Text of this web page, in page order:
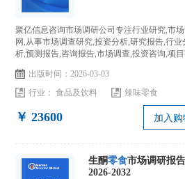
聚亿信息咨询市场调研公司专注行业研究,市
网,从事市场调查研究,投资分析,研究报告,行
析,预测报告,咨询报告,市场调查,投资咨询,项
出版时间：2026-03-03
行业：食品及饮料 辣味零食
￥ 23600 加入购
生酮零食市场调研报
2026-2032